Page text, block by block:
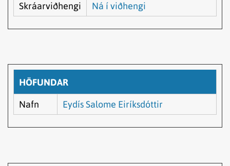
Skráarviðhengi Ná í viðhengi
HÖFUNDAR
Nafn Eydís Salome Eiríksdóttir